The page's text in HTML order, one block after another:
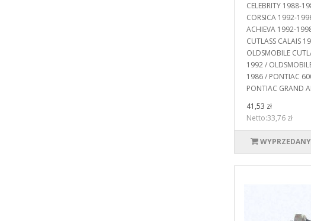
CELEBRITY 1988-
CORSICA 1992-
ACHIEVA 1992-
CUTLASS CALAIS
OLDSMOBILE
1992 /
1986 / PONTIAC
PONTIAC GRAND
41,53 zł
Netto:33,76 zł
WYPRZEDANY